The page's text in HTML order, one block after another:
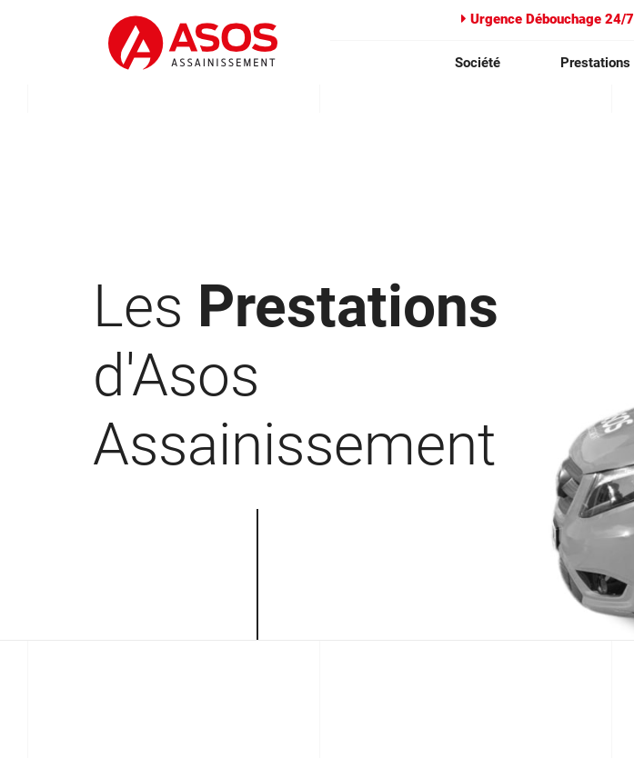
Société Prestations
Urgence Débouchage 24/7
Les Prestations
d'Asos
Assainissement